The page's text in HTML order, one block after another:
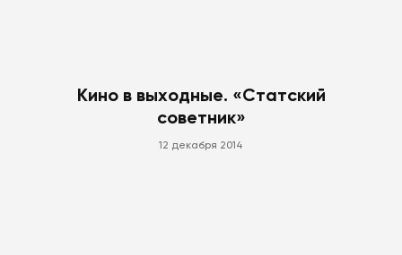
Кино в выходные. «Статский
советник»
12 декабря 2014